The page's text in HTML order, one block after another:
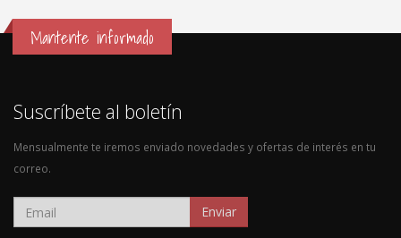
Mantente informado
Suscríbete al boletín
Mensualmente te iremos enviado novedades y ofertas de interés en tu
correo.
Enviar